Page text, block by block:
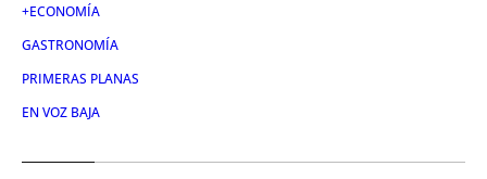
+ECONOMÍA
GASTRONOMÍA
PRIMERAS PLANAS
EN VOZ BAJA